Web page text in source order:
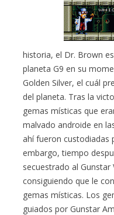
historia, el Dr. Brown
planeta G9 en su
Golden Silver, el cuál
del planeta. Tras la
gemas místicas que
malvado androide en
ahí fueron custodiadas
embargo, tiempo
secuestrado al
consiguiendo que le
gemas místicas. Los
guiados por Gunstar